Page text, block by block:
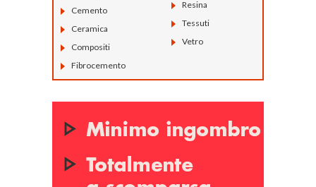
Cemento
Ceramica
Compositi
Fibrocemento
Resina
Tessuti
Vetro